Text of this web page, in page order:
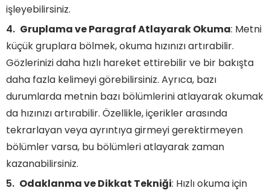
işleyebilirsiniz.
Gruplama ve Paragraf Atlayarak Okuma: Metni
küçük gruplara bölmek, okuma hızınızı artırabilir.
Gözlerinizi daha hızlı hareket ettirebilir ve bir bakışta
daha fazla kelimeyi görebilirsiniz. Ayrıca, bazı
durumlarda metnin bazı bölümlerini atlayarak okumak
da hızınızı artırabilir. Özellikle, içerikler arasında
tekrarlayan veya ayrıntıya girmeyi gerektirmeyen
bölümler varsa, bu bölümleri atlayarak zaman
kazanabilirsiniz.
Odaklanma ve Dikkat Tekniği: Hızlı okuma için